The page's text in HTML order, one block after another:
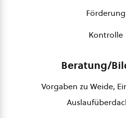
Förderung
Kontrolle
Beratung/
Vorgaben zu Weide,